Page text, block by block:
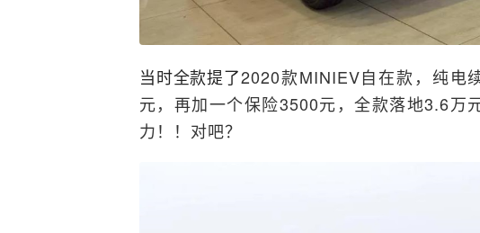
当时全款提了2020款MINIEV自在款，纯电
元，再加一个保险3500元，全款落地3.6万
力！！对吧？